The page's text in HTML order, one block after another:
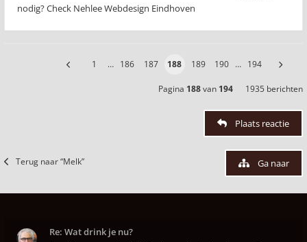
nodig? Check Nehlee Webdesign Eindhoven
1 … 186 187 188 189 190 … 194
Pagina 188van 194 1935 berichten
Plaats reactie
Terug naar “Melk” Ga naar
Re: Wat drink je nu?